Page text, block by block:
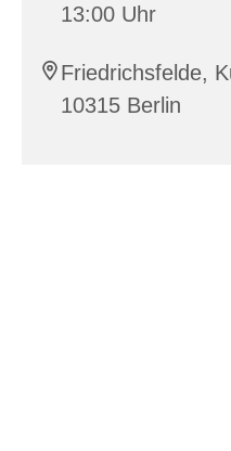
13:00 Uhr
Friedrichsfelde,
10315 Berlin